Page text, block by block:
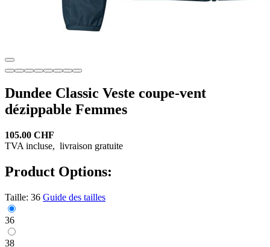
Dundee Classic Veste coupe-vent
dézippable Femmes
105.00 CHF
TVA incluse, livraison gratuite
Product Options:
Taille: 36 Guide des tailles
36
38